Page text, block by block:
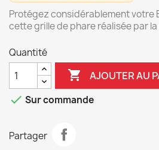
Protégez considérablement votre
cette grille de phare réalisée par
Quantité
 AJOUTER AU
 Sur commande
Partager